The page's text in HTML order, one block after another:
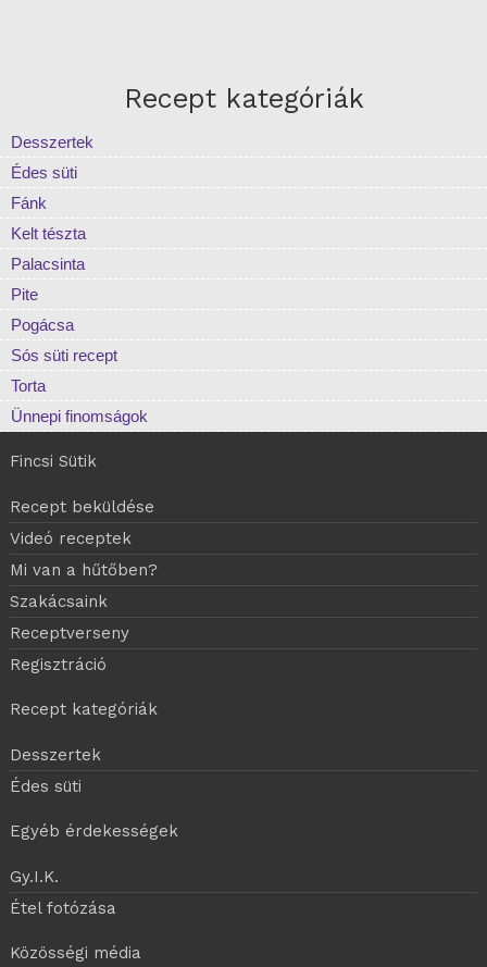
Recept kategóriák
Desszertek
Édes süti
Fánk
Kelt tészta
Palacsinta
Pite
Pogácsa
Sós süti recept
Torta
Ünnepi finomságok
Fincsi Sütik
Recept beküldése
Videó receptek
Mi van a hűtőben?
Szakácsaink
Receptverseny
Regisztráció
Recept kategóriák
Desszertek
Édes süti
Egyéb érdekességek
Gy.I.K.
Étel fotózása
Közösségi média